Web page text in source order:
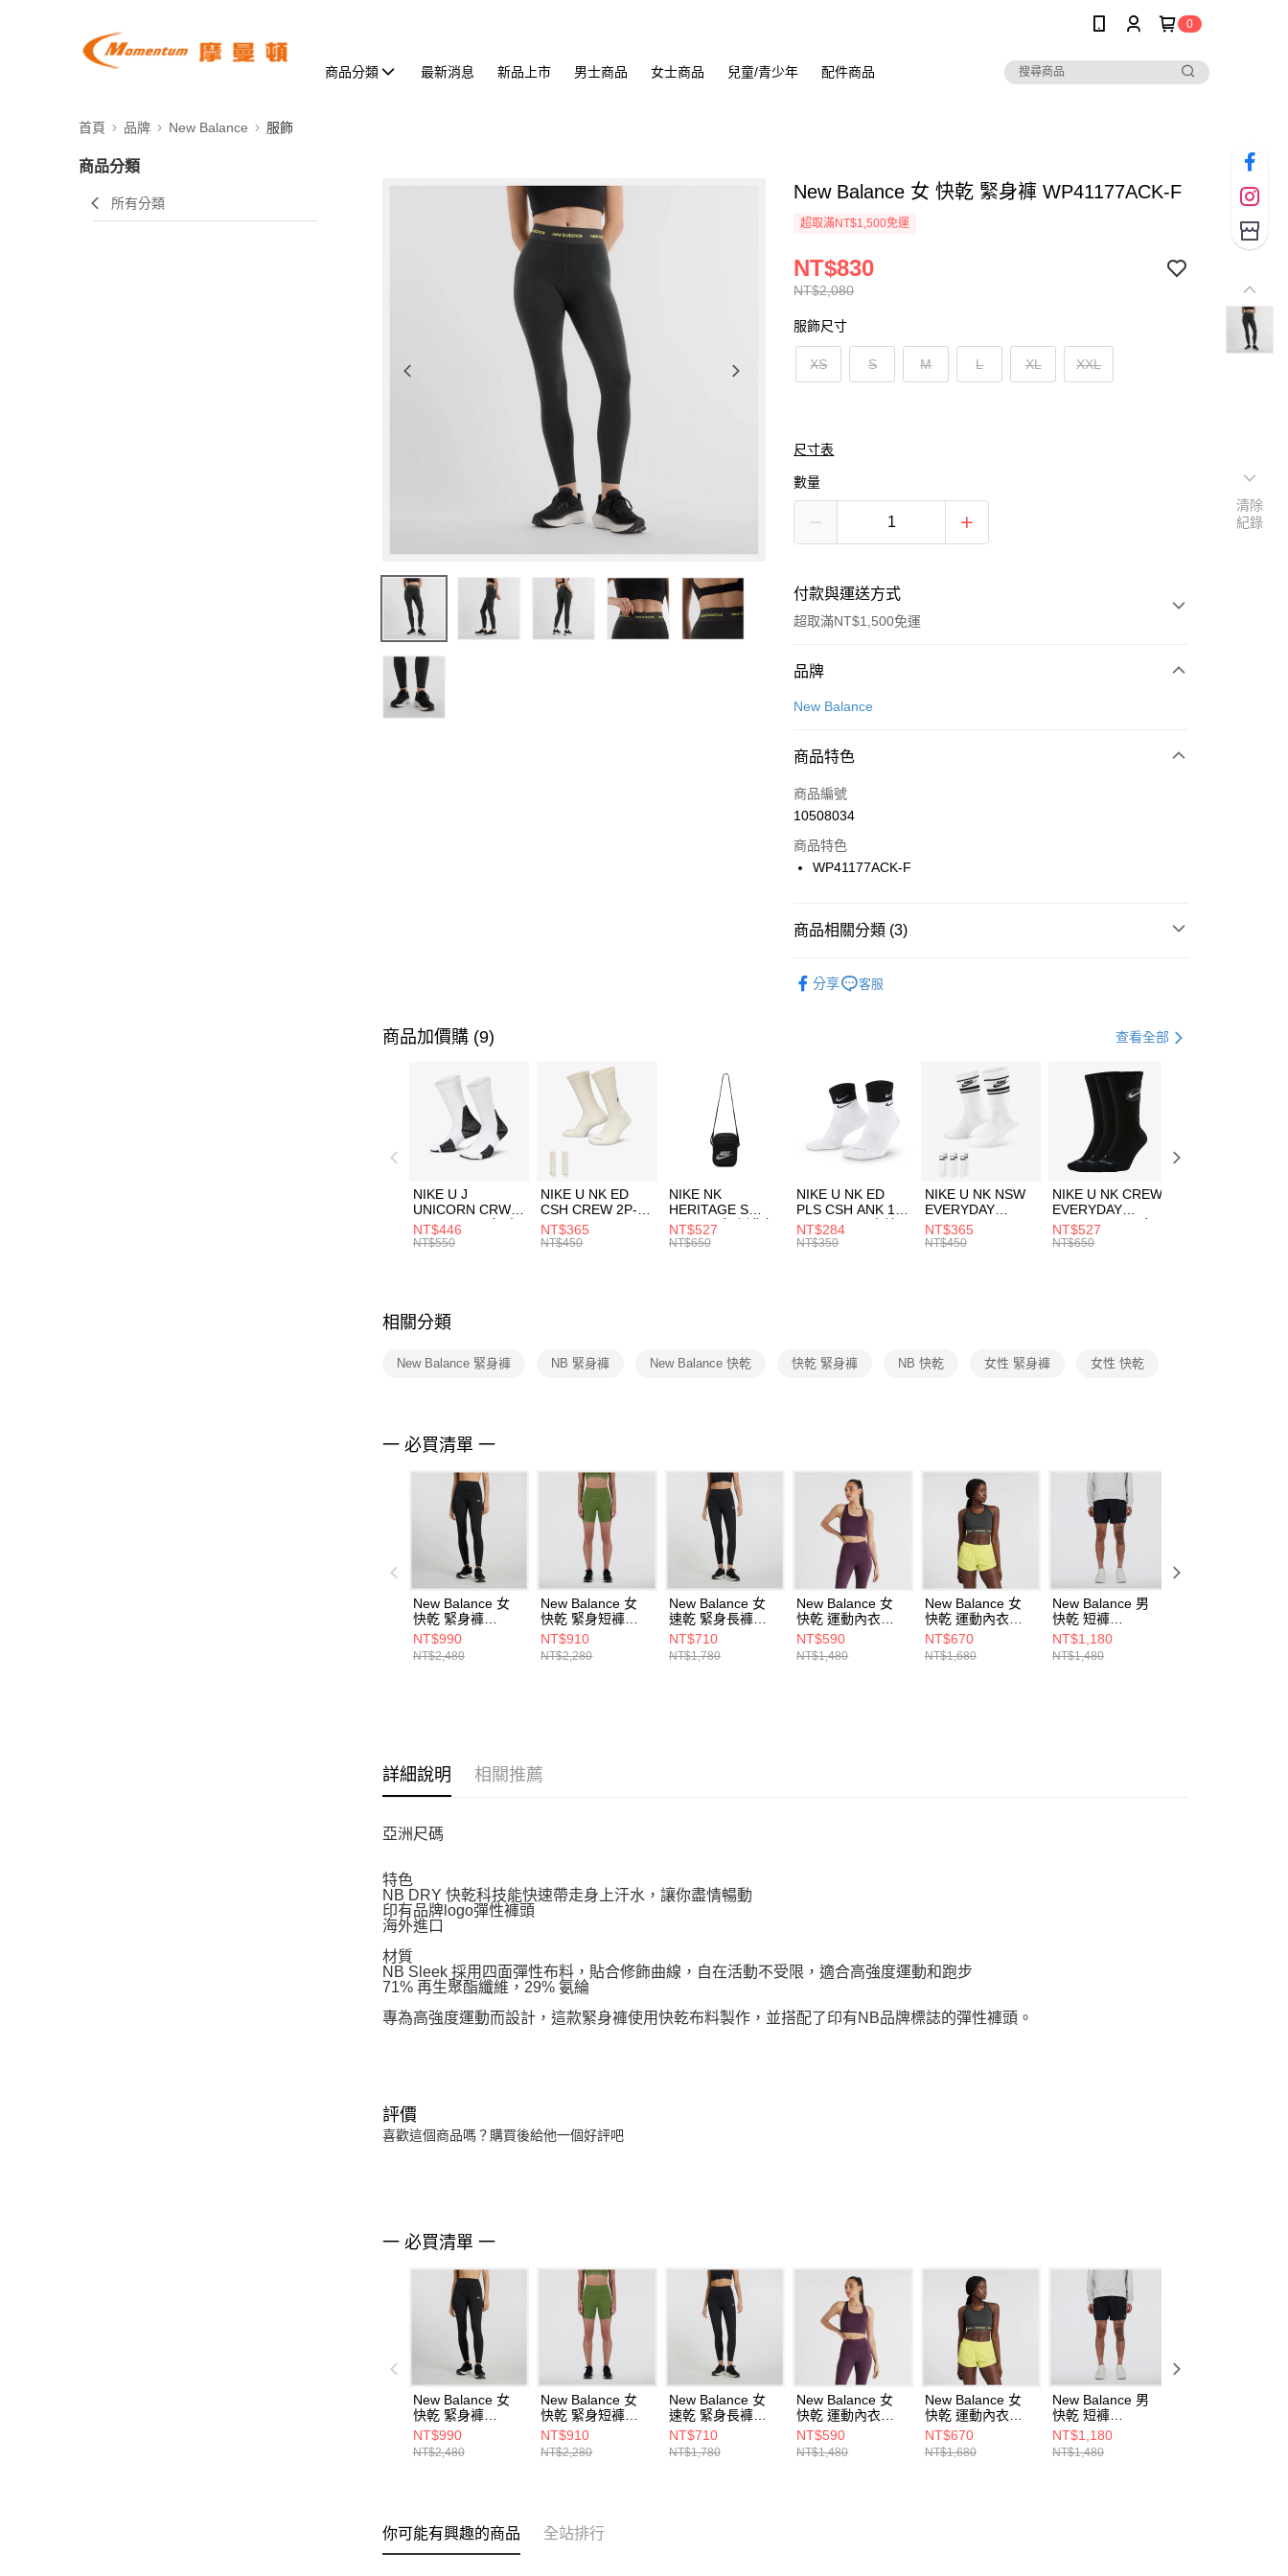
0
商品分類 最新消息 新品上市 男士商品 女士商品 兒童/青少年 配件商品
首頁 品牌 New Balance 服飾
商品分類
所有分類
New Balance 女 快乾 緊身褲 WP41177ACK-F
超取滿NT$1,500免運
NT$2,080
NT$830
服飾尺寸
XS S M L XL XXL
尺寸表
數量
付款與運送方式
超取滿NT$1,500免運
付款方式
信用卡一次付款
合作金庫商業銀行
華南商業銀行
上海商業儲蓄銀行
國泰世華商業銀行
聯邦商業銀行
台新國際商業銀行
LINE Pay
Apple Pay
【關於「AFTEE先享後付」】
３．安心：先確認商品／服務後，再付款。
【「AFTEE先享後付」結帳流程】
１．於結帳方式選擇「AFTEE先享後付」後，將跳轉至「AFTEE先享後
付」結帳頁面，進行簡訊認證並確認金額後，即可完成結帳。
２．訂單成立數日內，您將收到繳費通知簡訊。
３．收到繳費通知簡訊後14天內，點擊此簡訊中的連結，可透過四大超商
／ATM／網路銀行／等多元方式進行付款，方視為交易完成。
※ 請注意：結帳手續完成當下不需立刻繳費，但若您需要取消訂單，請聯
絡購買商品的店家。未經商家同意取消之訂單仍視為有效，需透過AFTEE
先享後付繳納相關費用。
交易，需依本服務之必要範圍內提供個人資料，並將交易相關給付款項請
任。
４．使用「AFTEE先享後付」時，將依據個別帳號之用戶狀況，依本公司
即時審查核予不同之上限額度；若仍有額度不足之情形，本公司將視審查
結果請求用戶進行身份認證。
５．嚴禁一人註冊多個帳號或使用他人資訊註冊。若發現惡意使用之情
形，恩沛科技股份有限公司將有權停止該用戶之使用額度並採取法律行
每筆NT$100，滿NT$1,500(含以上)免運費
每筆NT$100，滿NT$1,500(含以上)免運費
付款後門市自取
每筆NT$100，滿NT$1,500(含以上)免運費
品牌
New Balance
商品特色
商品編號
10508034
商品特色
WP41177ACK-F
商品相關分類 (3)
分享 客服
商品加價購 (9) 查看全部
NIKE U J
UNICORN CRW
1PR -160 男女 中
統襪 FZ3393100
NT$446
NT$550
NIKE U NK ED
CSH CREW 2P-
144 EMBRDY 男
女 短統襪
NT$365
NT$450
NIKE NK
HERITAGE S
SMIT 男女 側背包
BA5871010
NT$527
NT$650
NIKE U NK ED
PLS CSH ANK 1P
144 DBL 男 中統
襪 DH4058104
NT$284
NT$350
NIKE U NK NSW
EVERYDAY
ESSENTIAL CR
男女 短統襪
NT$365
NT$450
NIKE U NK CREW
EVERYDAY
BBALL 3PR 男女
長統襪
NT$527
NT$650
相關分類
New Balance 緊身褲 NB 緊身褲 New Balance 快乾 快乾 緊身褲 NB 快乾 女性 緊身褲 女性 快乾
一 必買清單 一
New Balance 女
快乾 緊身褲
AWP41237BK-F
NT$990
NT$2,480
New Balance 女
快乾 緊身短褲
WS41271DEK-F
NT$910
NT$2,280
New Balance 女
速乾 緊身長褲
WP41112BK-F
NT$710
NT$1,780
New Balance 女
快乾 運動內衣
AWB43030PLN-F
NT$590
NT$1,480
New Balance 女
快乾 運動內衣
AWB41048ACK-F
NT$670
NT$1,680
New Balance 男
快乾 短褲
MS41286BK-F
NT$1,180
NT$1,480
詳細說明 相關推薦
亞洲尺碼
特色
NB DRY 快乾科技能快速帶走身上汗水，讓你盡情暢動
印有品牌logo彈性褲頭
海外進口
材質
NB Sleek 採用四面彈性布料，貼合修飾曲線，自在活動不受限，適合高強度運動和跑步
71% 再生聚酯纖維，29% 氨綸
專為高強度運動而設計，這款緊身褲使用快乾布料製作，並搭配了印有NB品牌標誌的彈性褲頭。
評價
喜歡這個商品嗎？購買後給他一個好評吧
一 必買清單 一
New Balance 女
快乾 緊身褲
AWP41237BK-F
NT$990
NT$2,480
New Balance 女
快乾 緊身短褲
WS41271DEK-F
NT$910
NT$2,280
New Balance 女
速乾 緊身長褲
WP41112BK-F
NT$710
NT$1,780
New Balance 女
快乾 運動內衣
AWB43030PLN-F
NT$590
NT$1,480
New Balance 女
快乾 運動內衣
AWB41048ACK-F
NT$670
NT$1,680
New Balance 男
快乾 短褲
MS41286BK-F
NT$1,180
NT$1,480
你可能有興趣的商品 全站排行
清除
紀錄